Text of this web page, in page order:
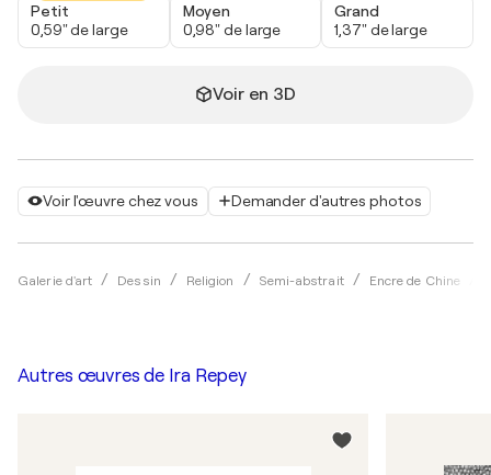
Voir l'œuvre chez vous Demander d'autres photos
Galerie d'art Dessin Religion Semi-abstrait Encre de Chine
Petit
0,59" de large
Moyen
0,98" de large
Grand
1,37" de large
Voir en 3D
Autres œuvres de Ira Repey